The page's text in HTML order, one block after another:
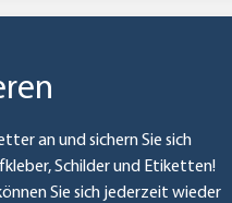
an und sichern Sie sich
Schilder und Etiketten!
Sie sich jederzeit wieder